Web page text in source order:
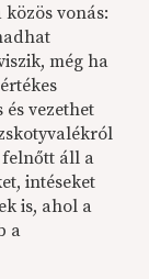
vonás:
még ha
vezethet
felnőtt áll a
intéseket
is, ahol a
a